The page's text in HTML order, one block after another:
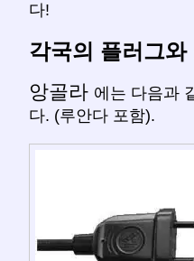
다!
각국의 플러그와
앙골라 에는 다음과
다. (루안다 포함).